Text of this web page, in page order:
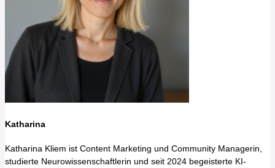
Katharina
Katharina Kliem ist Content Marketing und Community Managerin,
studierte Neurowissenschaftlerin und seit 2024 begeisterte KI-